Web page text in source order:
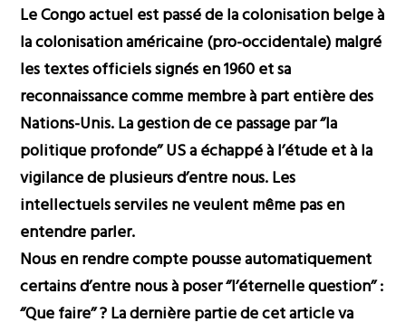
Le Congo actuel est passé de la colonisation belge à
la colonisation américaine (pro-occidentale) malgré
les textes officiels signés en 1960 et sa
reconnaissance comme membre à part entière des
Nations-Unis. La gestion de ce passage par ‘’la
politique profonde’’ US a échappé à l’étude et à la
vigilance de plusieurs d’entre nous. Les
intellectuels serviles ne veulent même pas en
entendre parler.
Nous en rendre compte pousse automatiquement
certains d’entre nous à poser ‘’l’éternelle question’’ :
‘’Que faire’’ ? La dernière partie de cet article va